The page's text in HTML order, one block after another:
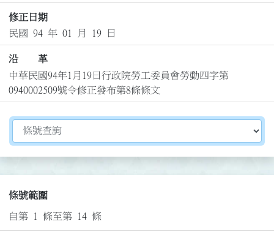
修正日期
民國 94 年 01 月 19 日
沿 革
中華民國94年1月19日行政院勞工委員會勞動四字第
0940002509號令修正發布第8條條文
切換選擇法規資訊內容
條號範圍
自第 1 條至第 14 條